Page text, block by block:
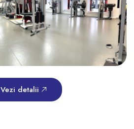
Vezi detalii